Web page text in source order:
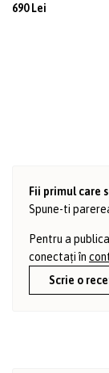
690 Lei
Fii primul care
Spune-ti
Pentru a
conectați în
Scrie o